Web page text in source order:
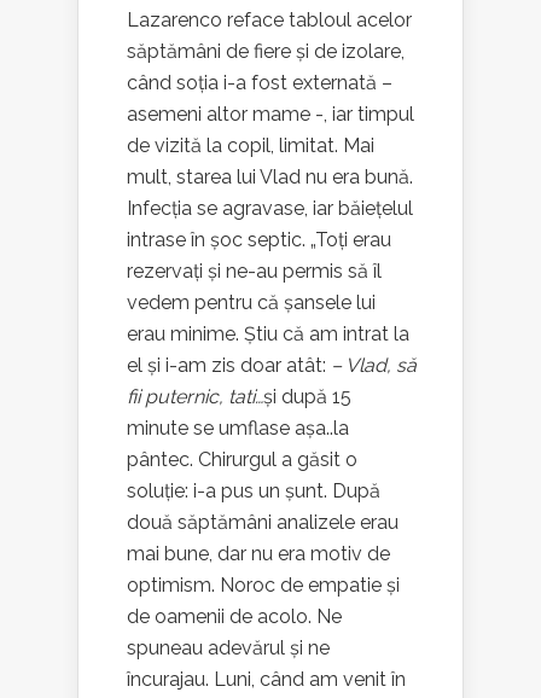
Lazarenco reface tabloul acelor
săptămâni de fiere și de izolare,
când soția i-a fost externată –
asemeni altor mame -, iar timpul
de vizită la copil, limitat. Mai
mult, starea lui Vlad nu era bună.
Infecția se agravase, iar băiețelul
intrase în șoc septic. „Toți erau
rezervați și ne-au permis să îl
vedem pentru că șansele lui
erau minime. Știu că am intrat la
el și i-am zis doar atât: – Vlad, să
fii puternic, tati…și după 15
minute se umflase așa..la
pântec. Chirurgul a găsit o
soluție: i-a pus un șunt. După
două săptămâni analizele erau
mai bune, dar nu era motiv de
optimism. Noroc de empatie și
de oamenii de acolo. Ne
spuneau adevărul și ne
încurajau. Luni, când am venit în